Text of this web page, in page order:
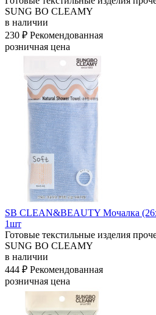
SUNG BO CLEAMY
в наличии
230 ₽ Рекомендованная
розничная цена
SB CLEAN&BEAUTY Мочалка
1шт
Готовые текстильные изделия
SUNG BO CLEAMY
в наличии
444 ₽ Рекомендованная
розничная цена